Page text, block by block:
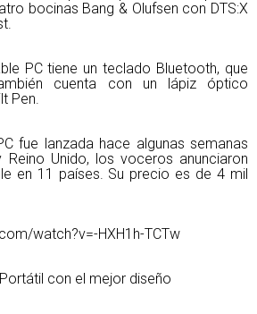
bocinas Bang & Olufsen con DTS:X
PC tiene un teclado Bluetooth, que
cuenta con un lápiz óptico
Pen.
fue lanzada hace algunas semanas
Reino Unido, los voceros anunciaron
en 11 países. Su precio es de 4 mil
watch?v=-HXH1h-TCTw
con el mejor diseño